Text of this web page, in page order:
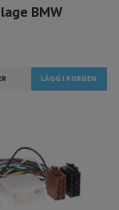
BMW